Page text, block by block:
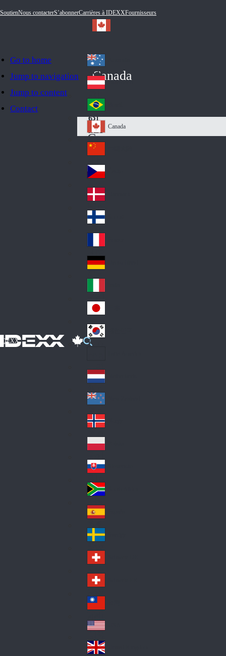
Go to home
Jump to navigation
Jump to content
Contact
SoutienNous contacterS’abonnerCarrières à IDEXXFournisseurs
IDEXX
Canada
Au
str
ali
a
Au
stri
a
Br
azi
l
Ca
na
da
Canada
Ch
ina
Cz
ec
h
De
nm
ark
Fin
d
Fra
nc
e
Ge
an
y
Ital
y
Jap
an
Ko
Lat
in
A
me
ric
a
Ne
the
rla
nd
s
Ne
w
Ze
ala
nd
No
rw
ay
Pol
an
d
Slo
va
kia
So
uth
Af
ric
a
Sp
ain
Sw
ed
en
Sw
itz
erl
an
d
Sw
itz
erl
an
d
wa
n
A